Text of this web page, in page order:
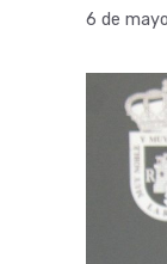
6 de